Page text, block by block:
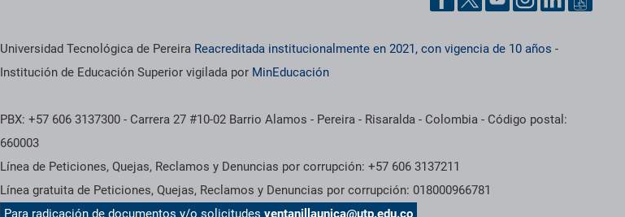
Universidad Tecnológica de Pereira Reacreditada institucionalmente en 2021, con vigencia de 10 años -
Institución de Educación Superior vigilada por MinEducación
PBX: +57 606 3137300 - Carrera 27 #10-02 Barrio Alamos - Pereira - Risaralda - Colombia - Código postal:
660003
Línea de Peticiones, Quejas, Reclamos y Denuncias por corrupción: +57 606 3137211
Línea gratuita de Peticiones, Quejas, Reclamos y Denuncias por corrupción: 018000966781
Para radicación de documentos y/o solicitudesventanillaunica@utp.edu.co